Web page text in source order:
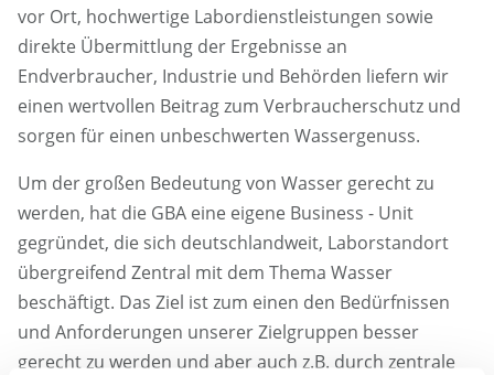
vor Ort, hochwertige Labordienstleistungen sowie
direkte Übermittlung der Ergebnisse an
Endverbraucher, Industrie und Behörden liefern wir
einen wertvollen Beitrag zum Verbraucherschutz und
sorgen für einen unbeschwerten Wassergenuss.
Um der großen Bedeutung von Wasser gerecht zu
werden, hat die GBA eine eigene Business - Unit
gegründet, die sich deutschlandweit, Laborstandort
übergreifend Zentral mit dem Thema Wasser
beschäftigt. Das Ziel ist zum einen den Bedürfnissen
und Anforderungen unserer Zielgruppen besser
gerecht zu werden und aber auch z.B. durch zentrale